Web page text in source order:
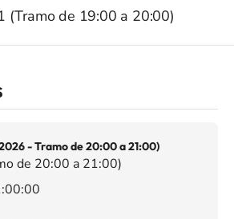
(Tramo de 19:00 a 20:00)
- Tramo de 20:00 a 21:00)
de 20:00 a 21:00)